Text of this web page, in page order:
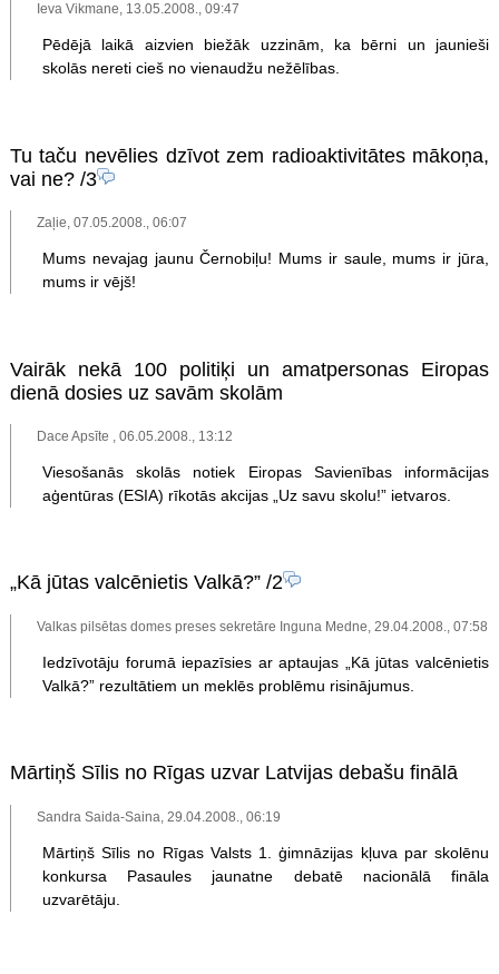
Ieva Vikmane, 13.05.2008., 09:47
Pēdējā laikā aizvien biežāk uzzinām, ka bērni un jaunieši
skolās nereti cieš no vienaudžu nežēlības.
Tu taču nevēlies dzīvot zem radioaktivitātes mākoņa,
vai ne?/3
Zaļie, 07.05.2008., 06:07
Mums nevajag jaunu Černobiļu! Mums ir saule, mums ir jūra,
mums ir vējš!
Vairāk nekā 100 politiķi un amatpersonas Eiropas
dienā dosies uz savām skolām
Dace Apsīte , 06.05.2008., 13:12
Viesošanās skolās notiek Eiropas Savienības informācijas
aģentūras (ESIA) rīkotās akcijas „Uz savu skolu!” ietvaros.
„Kā jūtas valcēnietis Valkā?”/2
Valkas pilsētas domes preses sekretāre Inguna Medne, 29.04.2008., 07:58
Iedzīvotāju forumā iepazīsies ar aptaujas „Kā jūtas valcēnietis
Valkā?” rezultātiem un meklēs problēmu risinājumus.
Mārtiņš Sīlis no Rīgas uzvar Latvijas debašu finālā
Sandra Saida-Saina, 29.04.2008., 06:19
Mārtiņš Sīlis no Rīgas Valsts 1. ģimnāzijas kļuva par skolēnu
konkursa Pasaules jaunatne debatē nacionālā fināla
uzvarētāju.